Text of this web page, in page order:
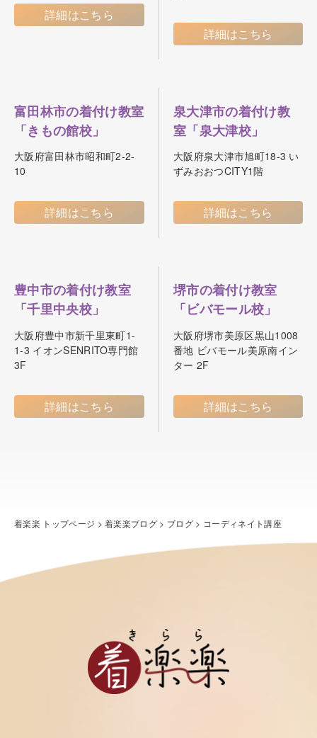
詳細はこちら
詳細はこちら
富田林市の着付け教室
「きもの館校」
大阪府富田林市昭和町2-2-
10
詳細はこちら
泉大津市の着付け教
室「泉大津校」
大阪府泉大津市旭町18-3 い
ずみおおつCITY1階
詳細はこちら
豊中市の着付け教室
「千里中央校」
大阪府豊中市新千里東町1-
1-3 イオンSENRITO専門館
3F
詳細はこちら
堺市の着付け教室
「ビバモール校」
大阪府堺市美原区黒山1008
番地 ビバモール美原南イン
ター 2F
詳細はこちら
着楽楽 トップページ >着楽楽ブログ > ブログ > コーディネイト講座